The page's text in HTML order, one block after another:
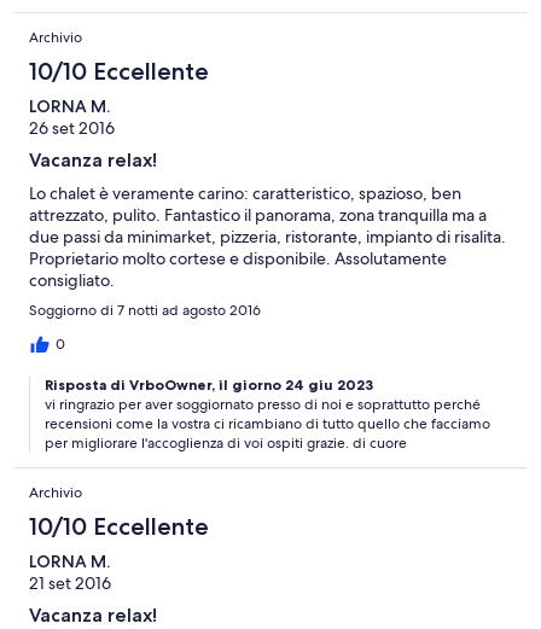
Archivio
10/10 Eccellente
LORNA M.
26 set 2016
Vacanza relax!
Lo chalet è veramente carino: caratteristico, spazioso, ben
attrezzato, pulito. Fantastico il panorama, zona tranquilla ma a
due passi da minimarket, pizzeria, ristorante, impianto di risalita.
Proprietario molto cortese e disponibile. Assolutamente
consigliato.
Soggiorno di 7 notti ad agosto 2016
0
Risposta di VrboOwner, il giorno 24 giu 2023
vi ringrazio per aver soggiornato presso di noi e soprattutto perché
recensioni come la vostra ci ricambiano di tutto quello che facciamo
per migliorare l'accoglienza di voi ospiti grazie. di cuore
Archivio
10/10 Eccellente
LORNA M.
21 set 2016
Vacanza relax!